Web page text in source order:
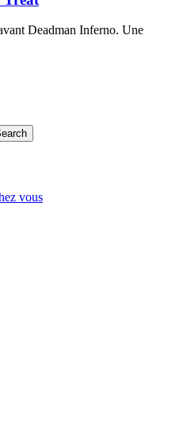
Deadman Inferno. Une
vous